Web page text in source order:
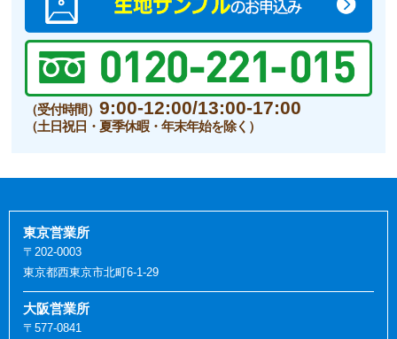
（受付時間）9:00-12:00/13:00-17:00
（土日祝日・夏季休暇・年末年始を除く）
東京営業所
〒202-0003
東京都西東京市北町6-1-29
大阪営業所
〒577-0841